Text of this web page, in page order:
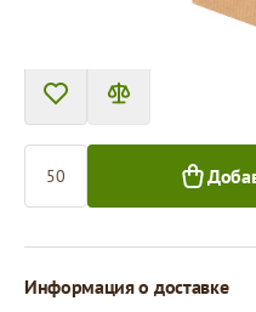
500+ шт.
Информация о доставке